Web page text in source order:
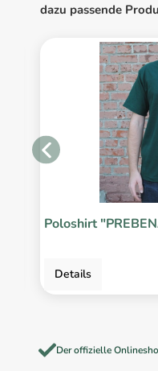
dazu passende
Poloshirt
Details
Der offizielle